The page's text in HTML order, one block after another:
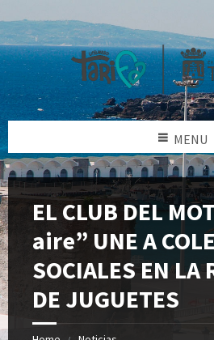
MENU
EL CLUB DEL
aire” UNE A
SOCIALES EN LA
DE JUGUETES